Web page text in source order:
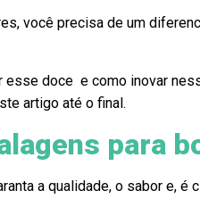
você precisa de um
esse doce e como inovar
artigo até o final.
para
a qualidade, o sabor e, é